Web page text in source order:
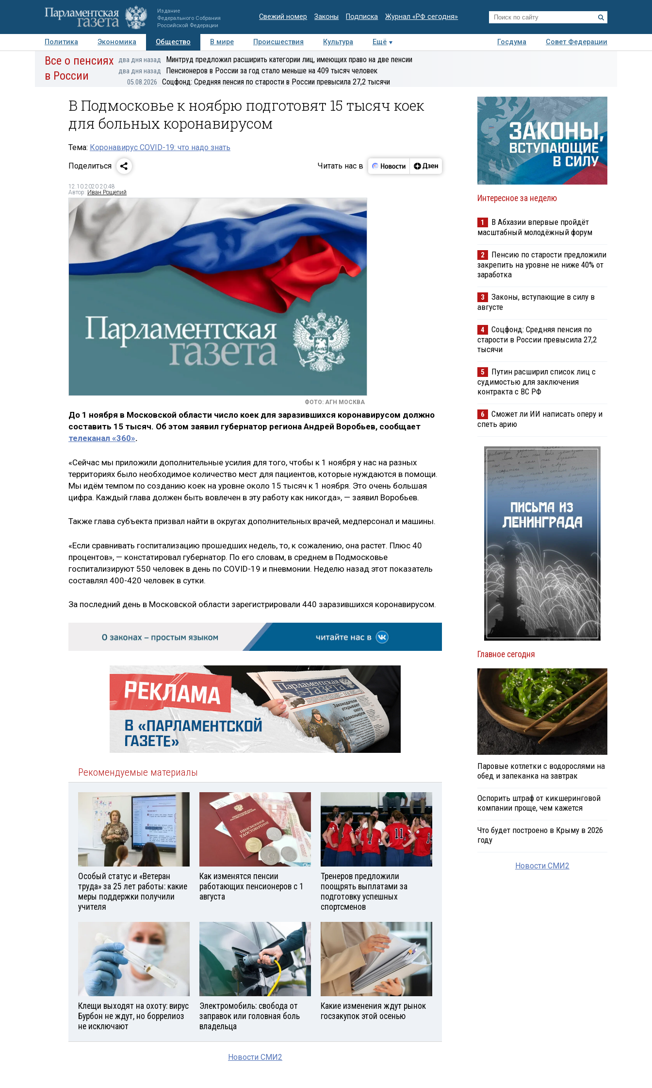
Издание
Федерального Собрания
Российской Федерации
Свежий номер Законы Подписка Журнал «РФ сегодня»
Политика Экономика Общество В мире Происшествия Культура Ещё Госдума
Совет Федерации
Авторы Персоны Мнения Регионы Медиацентр Интервью Колумнисты
Деловая
Все о пенсиях
в России
два дня назад Минтруд предложил расширить категории лиц, имеющих право на две пенсии
два дня назад Пенсионеров в России за год стало меньше на 409 тысяч человек
05.08.2026 Соцфонд: Средняя пенсия по старости в России превысила 27,2 тысячи
В Подмосковье к ноябрю подготовят 15 тысяч коек
для больных коронавирусом
Тема: Коронавирус COVID-19: что надо знать
Поделиться
Читать нас в
12.10.2020 20:48
Автор: Иван Рощепий
ФОТО: АГН МОСКВА
До 1 ноября в Московской области число коек для заразившихся коронавирусом должно
составить 15 тысяч. Об этом заявил губернатор региона Андрей Воробьев, сообщает
телеканал «360».
«Сейчас мы приложили дополнительные усилия для того, чтобы к 1 ноября у нас на разных
территориях было необходимое количество мест для пациентов, которые нуждаются в помощи.
Мы идём темпом по созданию коек на уровне около 15 тысяч к 1 ноября. Это очень большая
цифра. Каждый глава должен быть вовлечен в эту работу как никогда», — заявил Воробьев.
Также глава субъекта призвал найти в округах дополнительных врачей, медперсонал и машины.
«Если сравнивать госпитализацию прошедших недель, то, к сожалению, она растет. Плюс 40
процентов», — констатировал губернатор. По его словам, в среднем в Подмосковье
госпитализируют 550 человек в день по СОVID-19 и пневмонии. Неделю назад этот показатель
составлял 400-420 человек в сутки.
За последний день в Московской области зарегистрировали 440 заразившихся коронавирусом.
Рекомендуемые материалы
Особый статус и «Ветеран
труда» за 25 лет работы: какие
меры поддержки получили
учителя
Как изменятся пенсии
работающих пенсионеров с 1
августа
Тренеров предложили
поощрять выплатами за
подготовку успешных
спортсменов
Клещи выходят на охоту: вирус
Бурбон не ждут, но боррелиоз
не исключают
Электромобиль: свобода от
заправок или головная боль
владельца
Какие изменения ждут рынок
госзакупок этой осенью
Новости СМИ2
Интересное за неделю
1
В Абхазии впервые пройдёт
масштабный молодёжный форум
2
Пенсию по старости предложили
закрепить на уровне не ниже 40% от
заработка
3
Законы, вступающие в силу в
августе
4
Соцфонд: Средняя пенсия по
старости в России превысила 27,2
тысячи
5
Путин расширил список лиц с
судимостью для заключения
контракта с ВС РФ
6
Сможет ли ИИ написать оперу и
спеть арию
Главное сегодня
Паровые котлетки с водорослями на
обед и запеканка на завтрак
Оспорить штраф от кикшеринговой
компании проще, чем кажется
Что будет построено в Крыму в 2026
году
Новости СМИ2